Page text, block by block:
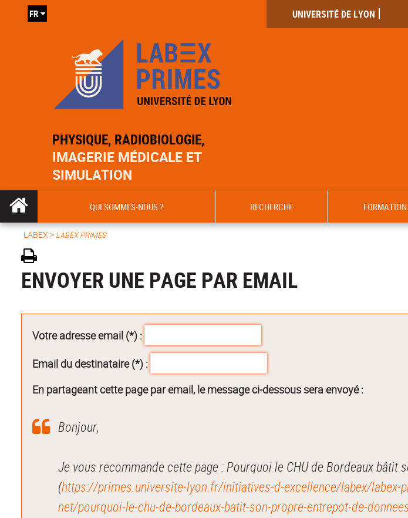
PHYSIQUE, RADIOBIOLOGIE,
IMAGERIE MÉDICALE ET
SIMULATION
UNIVERSITÉ DE LYON
FR
QUI SOMMES-NOUS ? RECHERCHE FORMATION
LABEX > LABEX PRIMES
ENVOYER UNE PAGE PAR EMAIL
Votre adresse email (*) :
Email du destinataire (*) :
En partageant cette page par email, le message ci-dessous sera envoyé :
Bonjour,
Je vous recommande cette page : Pourquoi le CHU de Bordeaux bâtit
(https://primes.universite-lyon.fr/initiatives-d-excellence/labex/
net/pourquoi-le-chu-de-bordeaux-batit-son-propre-entrepot-de-